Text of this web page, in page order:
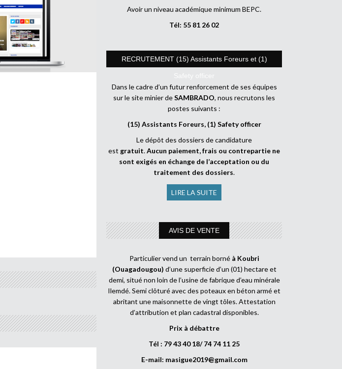
Avoir un niveau académique minimum BEPC.
Tél: 55 81 26 02
RECRUTEMENT (15) Assistants Foreurs et (1)
Safety officer
Dans le cadre d’un futur renforcement de ses équipes
sur le site minier deSAMBRADO, nous recrutons les
postes suivants :
(15) Assistants Foreurs, (1) Safety officer
Le dépôt des dossiers de candidature
est gratuit.Aucun paiement, frais ou contrepartie ne
sont exigés en échange de l’acceptation ou du
traitement des dossiers.
LIRE LA SUITE
AVIS DE VENTE
Particulier vend un terrain borné à Koubri
(Ouagadougou) d’une superficie d’un (01) hectare et
demi, situé non loin de l’usine de fabrique d’eau minérale
Ilemdé. Semi clôturé avec des poteaux en béton armé et
abritant une maisonnette de vingt tôles. Attestation
d’attribution et plan cadastral disponibles.
Prix à débattre
Tél : 79 43 40 18/ 74 74 11 25
E-mail: masigue2019@gmail.com